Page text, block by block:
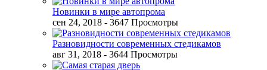
Новинки в мире автопрома
сен 24, 2018 - 3647 Просмотры
Разновидности современных стедикамов
авг 31, 2018 - 3644 Просмотры